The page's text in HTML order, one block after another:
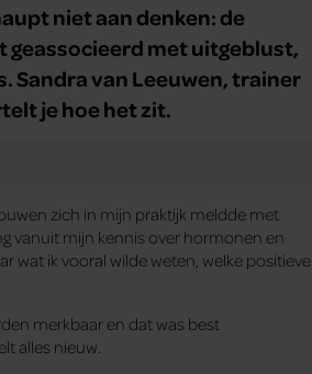
niet aan denken: de
geassocieerd met uitgeblust,
Sandra van Leeuwen, trainer
je hoe het zit.
zich in mijn praktijk meldde met
vanuit mijn kennis over hormonen en
wat ik vooral wilde weten, welke positieve
merkbaar en dat was best
alles nieuw.